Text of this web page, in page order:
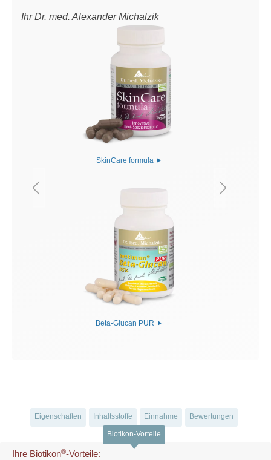
Ihr Dr. med. Alexander Michalzik
SkinCare formula
Beta-Glucan PUR
Eigenschaften Inhaltsstoffe Einnahme Bewertungen
Biotikon-Vorteile
Ihre Biotikon®-Vorteile: